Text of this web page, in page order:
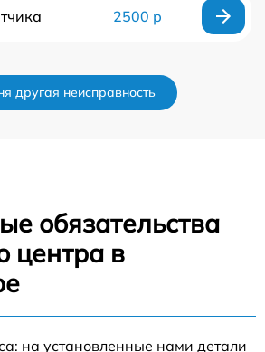
2500 р
другая неисправность
обязательства
центра в
на установленные нами детали